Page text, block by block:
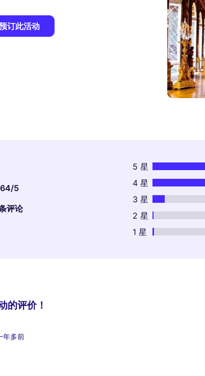
订此活动
/5
评论
5 星
4 星
3 星
2 星
1 星
的评价！
年多前